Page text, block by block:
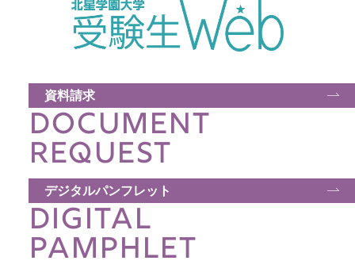
資料請求
DOCUMENT
REQUEST
デジタルパンフレット
DIGITAL
PAMPHLET